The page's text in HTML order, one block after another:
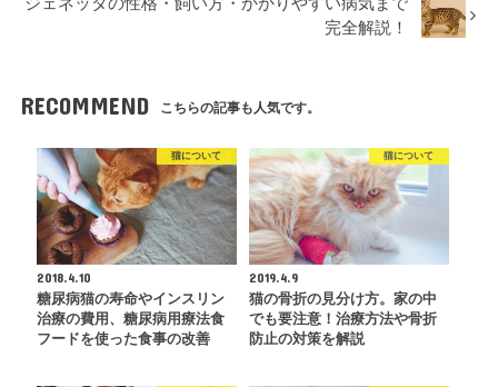
ジェネッタの性格・飼い方・かかりやすい病気まで
完全解説！
RECOMMEND こちらの記事も人気です。
猫について
2018.4.10
糖尿病猫の寿命やインスリン
治療の費用、糖尿病用療法食
フードを使った食事の改善
猫について
2019.4.9
猫の骨折の見分け方。家の中
でも要注意！治療方法や骨折
防止の対策を解説